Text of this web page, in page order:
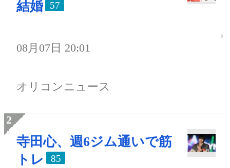
結婚 57
08月07日 20:01
オリコンニュース
寺田心、週6ジム通いで筋
トレ
85